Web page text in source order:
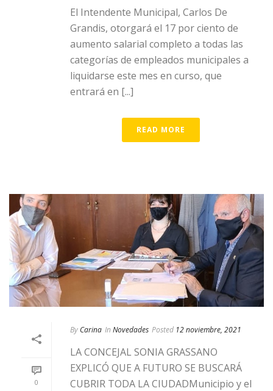
El Intendente Municipal, Carlos De
Grandis, otorgará el 17 por ciento de
aumento salarial completo a todas las
categorías de empleados municipales a
liquidarse este mes en curso, que
entrará en [...]
READ MORE
0
By Carina In Novedades Posted 12 noviembre, 2021
LA CONCEJAL SONIA GRASSANO
EXPLICÓ QUE A FUTURO SE BUSCARÁ
CUBRIR TODA LA CIUDADMunicipio y el